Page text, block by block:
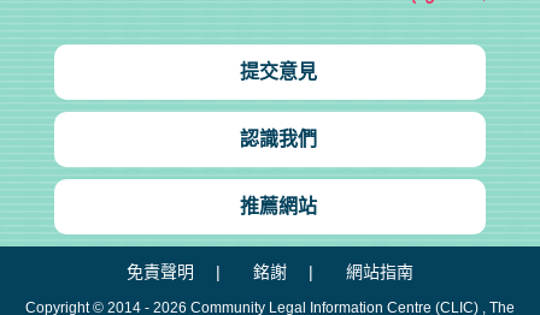
提交意見
認識我們
推薦網站
免責聲明 銘謝 網站指南
Copyright © 2014 - 2026 Community Legal Information Centre (CLIC) , The